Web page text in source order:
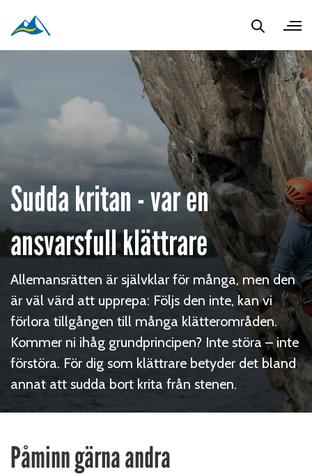
Sudda kritan - var en
ansvarsfull klättrare
Allemansrätten är självklar för många, men den
är väl värd att upprepa: Följs den inte, kan vi
förlora tillgången till många klätterområden.
Kommer ni ihåg grundprincipen? Inte störa – inte
förstöra. För dig som klättrare betyder det bland
annat att sudda bort krita från stenen.
Påminn gärna andra